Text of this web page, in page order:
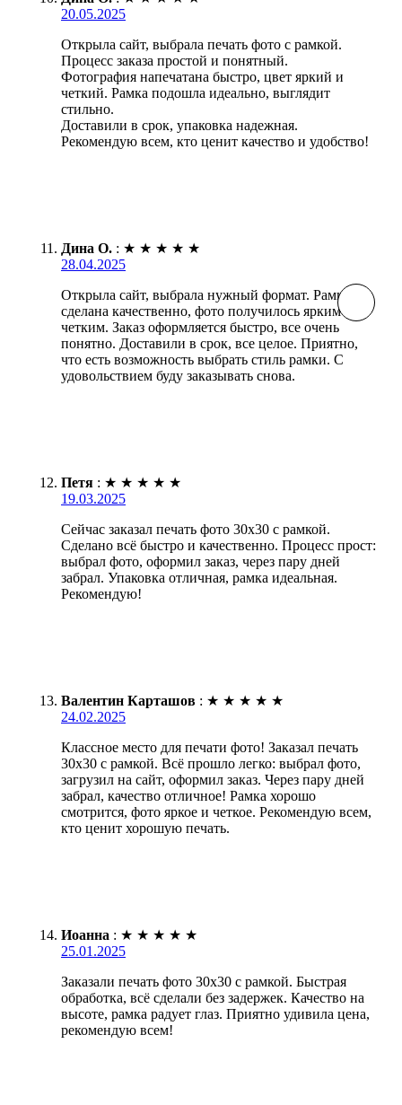
20.05.2025
Открыла сайт, выбрала печать фото с рамкой.
Процесс заказа простой и понятный.
Фотография напечатана быстро, цвет яркий и
четкий. Рамка подошла идеально, выглядит
стильно.
Доставили в срок, упаковка надежная.
Рекомендую всем, кто ценит качество и удобство!
Дина О. : ★ ★ ★ ★ ★
28.04.2025
Открыла сайт, выбрала нужный формат. Рамка
сделана качественно, фото получилось ярким и
четким. Заказ оформляется быстро, все очень
понятно. Доставили в срок, все целое. Приятно,
что есть возможность выбрать стиль рамки. С
удовольствием буду заказывать снова.
Петя : ★ ★ ★ ★ ★
19.03.2025
Сейчас заказал печать фото 30х30 с рамкой.
Сделано всё быстро и качественно. Процесс прост:
выбрал фото, оформил заказ, через пару дней
забрал. Упаковка отличная, рамка идеальная.
Рекомендую!
Валентин Карташов : ★ ★ ★ ★ ★
24.02.2025
Классное место для печати фото! Заказал печать
30х30 с рамкой. Всё прошло легко: выбрал фото,
загрузил на сайт, оформил заказ. Через пару дней
забрал, качество отличное! Рамка хорошо
смотрится, фото яркое и четкое. Рекомендую всем,
кто ценит хорошую печать.
Иоанна : ★ ★ ★ ★ ★
25.01.2025
Заказали печать фото 30х30 с рамкой. Быстрая
обработка, всё сделали без задержек. Качество на
высоте, рамка радует глаз. Приятно удивила цена,
рекомендую всем!